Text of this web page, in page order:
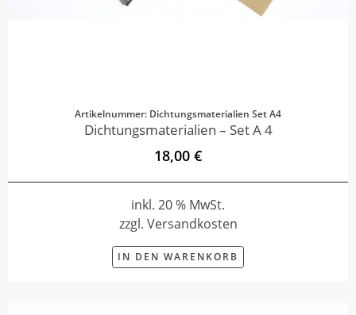
Artikelnummer: Dichtungsmaterialien Set A4
Dichtungsmaterialien – Set A 4
18,00 €
inkl. 20 % MwSt.
zzgl. Versandkosten
IN DEN WARENKORB